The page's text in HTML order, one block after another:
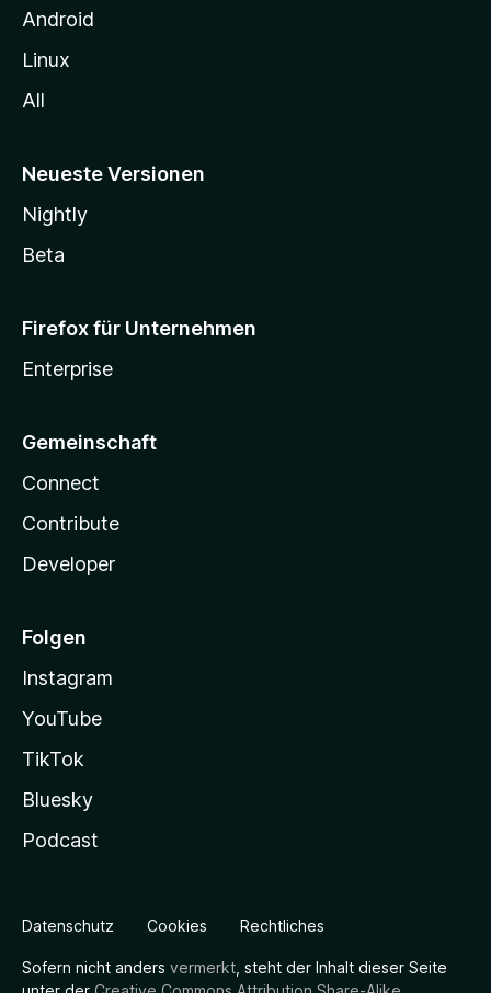
n
Android
Linux
All
Neueste Versionen
Nightly
Beta
Firefox für Unternehmen
Enterprise
Gemeinschaft
Connect
Contribute
Developer
Folgen
Instagram
YouTube
TikTok
Bluesky
Podcast
Datenschutz Cookies Rechtliches
Sofern nicht anders vermerkt , steht der Inhalt dieser Seite